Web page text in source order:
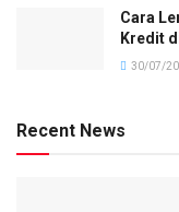
Cara
Kredit
30/07/
Recent News